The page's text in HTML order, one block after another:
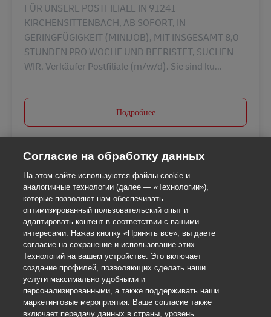
FÜR UNSERE POSTFILIALE IN 91241
KIRCHENSITTENBACH, AB SOFORT, IN
GERINGFÜGIGKEIT (MINIJOB), MIT INSGESAMT 8,0
STUNDEN PRO WOCHE UND BEFRISTET, SUCHEN
WIR. Verkäufer Postfiliale (m/w/d). Sie sind ku...
Подробнее
Согласие на обработку данных
На этом сайте используются файлы cookie и
аналогичные технологии (далее — «Технологии»),
которые позволяют нам обеспечивать
оптимизированный пользовательский опыт и
адаптировать контент в соответствии с вашими
интересами. Нажав кнопку «Принять все», вы даете
согласие на сохранение и использование этих
Технологий на вашем устройстве. Это включает
создание профилей, позволяющих сделать наши
услуги максимально удобными и
персонализированными, а также поддерживать наши
маркетинговые мероприятия. Ваше согласие также
включает передачу данных в страны, уровень